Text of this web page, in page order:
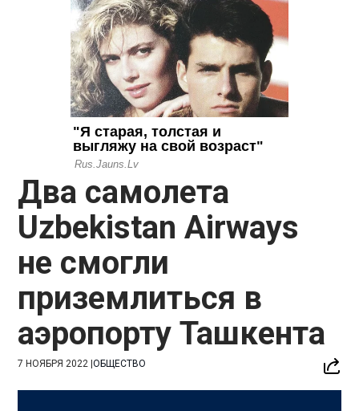
Два самолета
Uzbekistan Airways
не смогли
приземлиться в
аэропорту Ташкента
7 НОЯБРЯ 2022 |ОБЩЕСТВО